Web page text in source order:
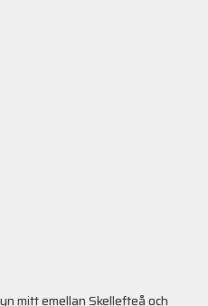
mitt emellan Skellefteå och